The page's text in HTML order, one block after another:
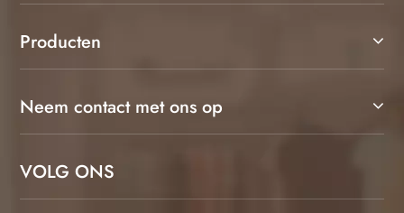
Producten
Neem contact met ons op
VOLG ONS